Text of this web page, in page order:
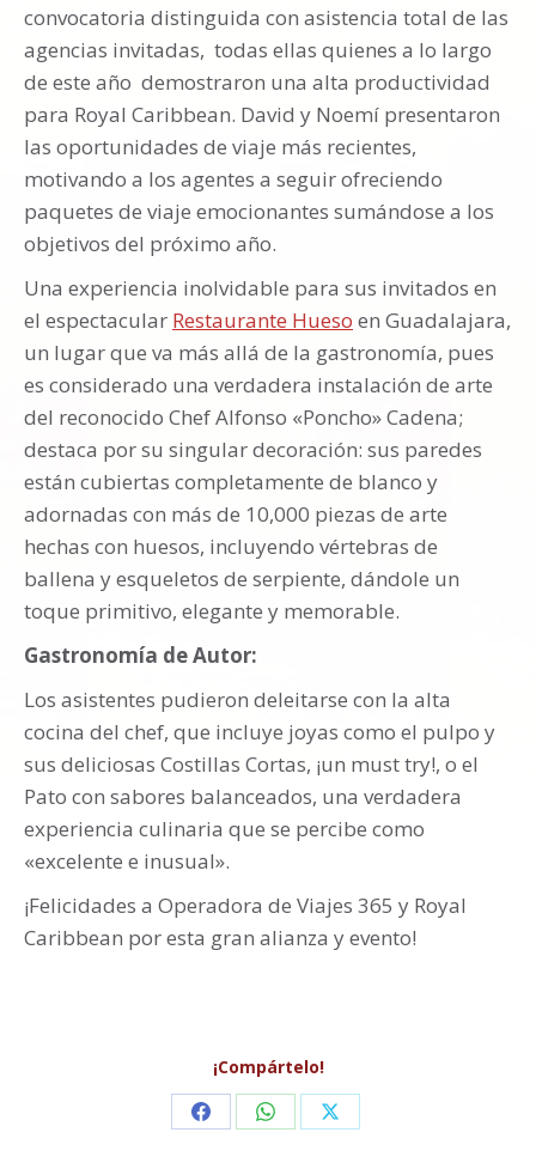
convocatoria distinguida con asistencia total de las
agencias invitadas, todas ellas quienes a lo largo
de este año demostraron una alta productividad
para Royal Caribbean. David y Noemí presentaron
las oportunidades de viaje más recientes,
motivando a los agentes a seguir ofreciendo
paquetes de viaje emocionantes sumándose a los
objetivos del próximo año.
Una experiencia inolvidable para sus invitados en
el espectacular Restaurante Hueso en Guadalajara,
un lugar que va más allá de la gastronomía, pues
es considerado una verdadera instalación de arte
del reconocido Chef Alfonso «Poncho» Cadena;
destaca por su singular decoración: sus paredes
están cubiertas completamente de blanco y
adornadas con más de 10,000 piezas de arte
hechas con huesos, incluyendo vértebras de
ballena y esqueletos de serpiente, dándole un
toque primitivo, elegante y memorable.
Gastronomía de Autor:
Los asistentes pudieron deleitarse con la alta
cocina del chef, que incluye joyas como el pulpo y
sus deliciosas Costillas Cortas, ¡un must try!, o el
Pato con sabores balanceados, una verdadera
experiencia culinaria que se percibe como
«excelente e inusual».
¡Felicidades a Operadora de Viajes 365 y Royal
Caribbean por esta gran alianza y evento!
¡Compártelo!
Share Share Share